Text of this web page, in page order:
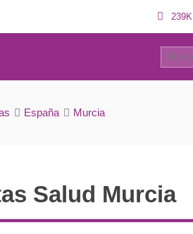
239K
Salud Murcia
33
España Murcia
Salud Murcia